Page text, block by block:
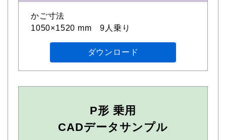
かご寸法
1050×1520 mm 9人乗り
ダウンロード
P形 乗用
CADデータサンプル